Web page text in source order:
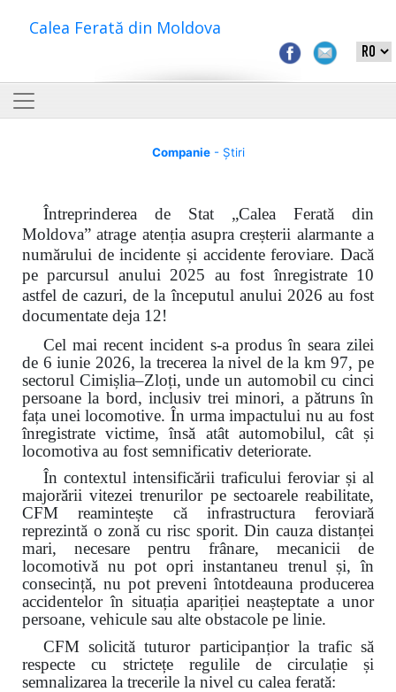
Calea Ferată din Moldova
Companie- Știri
Întreprinderea de Stat „Calea Ferată din
Moldova” atrage atenția asupra creșterii alarmante a
numărului de incidente și accidente feroviare. Dacă
pe parcursul anului 2025 au fost înregistrate 10
astfel de cazuri, de la începutul anului 2026 au fost
documentate deja 12!
Cel mai recent incident s-a produs în seara zilei
de 6 iunie 2026, la trecerea la nivel de la km 97, pe
sectorul Cimișlia–Zloți, unde un automobil cu cinci
persoane la bord, inclusiv trei minori, a pătruns în
fața unei locomotive. În urma impactului nu au fost
înregistrate victime, însă atât automobilul, cât și
locomotiva au fost semnificativ deteriorate.
În contextul intensificării traficului feroviar și al
majorării vitezei trenurilor pe sectoarele reabilitate,
CFM reamintește că infrastructura feroviară
reprezintă o zonă cu risc sporit. Din cauza distanței
mari, necesare pentru frânare, mecanicii de
locomotivă nu pot opri instantaneu trenul și, în
consecință, nu pot preveni întotdeauna producerea
accidentelor în situația apariției neașteptate a unor
persoane, vehicule sau alte obstacole pe linie.
CFM solicită tuturor participanțior la trafic să
respecte cu strictețe regulile de circulație și
semnalizarea la trecerile la nivel cu calea ferată: